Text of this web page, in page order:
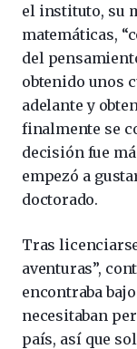
el instituto, su
matemáticas,
del
obtenido unos
adelante y
finalmente se
decisión fue
empezó a
doctorado.
Tras
aventuras”,
encontraba
necesitaban
país, así que